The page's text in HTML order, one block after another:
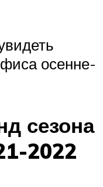
осенне-
сезона
2022